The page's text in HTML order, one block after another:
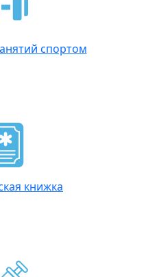
спортом
книжка